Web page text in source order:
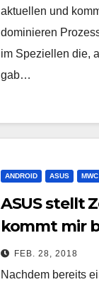
aktuellen und
dominieren
im Speziellen die,
gab…
ANDROID ASUS MWC
ASUS stellt
kommt mir
FEB. 28, 2018
Nachdem bereits